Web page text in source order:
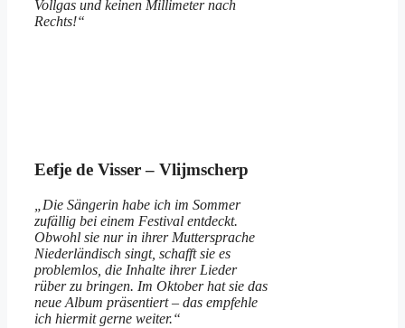
Vollgas und keinen Millimeter nach
Rechts!“
Eefje de Visser – Vlijmscherp
„Die Sängerin habe ich im Sommer
zufällig bei einem Festival entdeckt.
Obwohl sie nur in ihrer Muttersprache
Niederländisch singt, schafft sie es
problemlos, die Inhalte ihrer Lieder
rüber zu bringen. Im Oktober hat sie das
neue Album präsentiert – das empfehle
ich hiermit gerne weiter.“